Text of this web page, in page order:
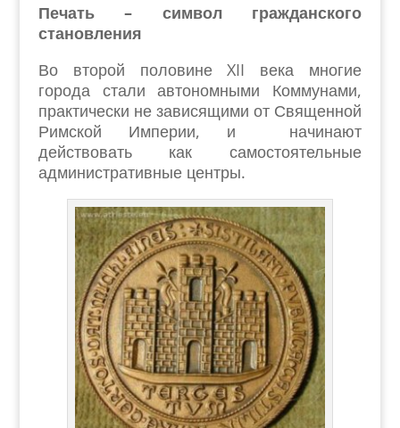
Печать – символ гражданского
становления
Во второй половине XII века многие
города стали автономными Коммунами,
практически не зависящими от Священной
Римской Империи, и начинают
действовать как самостоятельные
административные центры.